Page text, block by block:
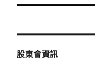
篇
章:
股東會資訊